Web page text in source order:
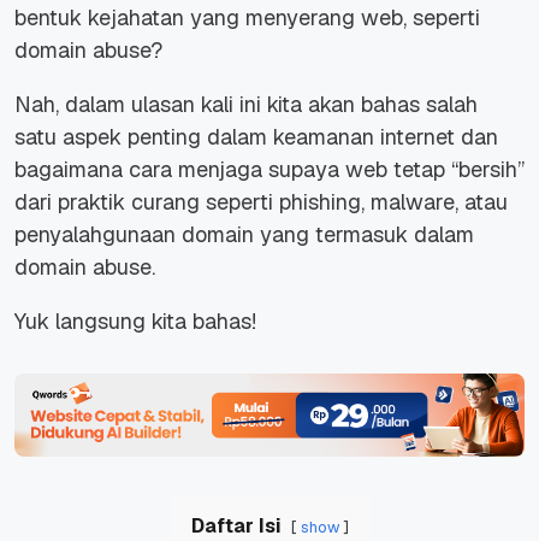
bentuk kejahatan yang menyerang web, seperti
domain abuse?
Nah, dalam ulasan kali ini kita akan bahas salah
satu aspek penting dalam keamanan internet dan
bagaimana cara menjaga supaya web tetap “bersih”
dari praktik curang seperti phishing, malware, atau
penyalahgunaan domain yang termasuk dalam
domain abuse.
Yuk langsung kita bahas!
Daftar Isi show